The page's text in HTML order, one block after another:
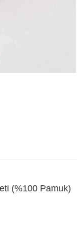
(%100 Pamuk)